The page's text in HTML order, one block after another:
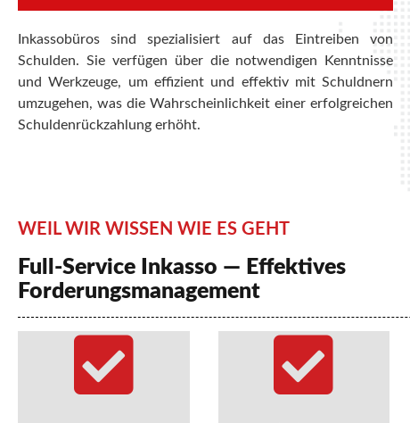
Inkassobüros sind spezialisiert auf das Eintreiben von
Schulden. Sie verfügen über die notwendigen Kenntnisse
und Werkzeuge, um effizient und effektiv mit Schuldnern
umzugehen, was die Wahrscheinlichkeit einer erfolgreichen
Schuldenrückzahlung erhöht.
WEIL WIR WISSEN WIE ES GEHT
Full-Service Inkasso — Effektives
Forderungsmanagement